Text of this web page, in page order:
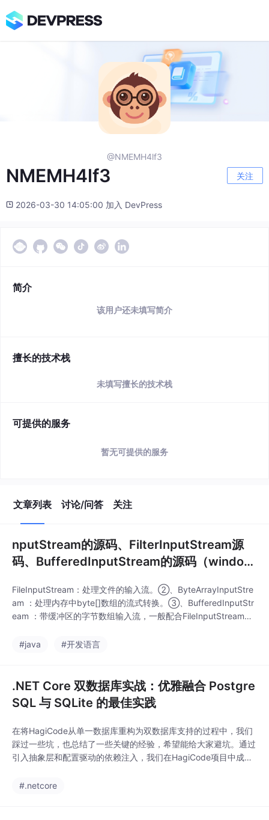
@NMEMH4lf3
NMEMH4lf3 关注
2026-03-30 14:05:00 加入 DevPress
简介
该用户还未填写简介
擅长的技术栈
未填写擅长的技术栈
可提供的服务
暂无可提供的服务
文章列表 讨论/问答 关注
nputStream的源码、FilterInputStream源
码、BufferedInputStream的源码（window
FileInputStream：处理文件的输入流。②、ByteArrayInputStre
am ：处理内存中byte[]数组的流式转换。③、BufferedInputStr
eam ：带缓冲区的字节数组输入流，一般配合FileInputStream一
从流中读入一个自定义的对象。需要与ObjectOutputStream与配
#java #开发语言
.NET Core 双数据库实战：优雅融合 Postgre
SQL 与 SQLite 的最佳实践
在将HagiCode从单一数据库重构为双数据库支持的过程中，我们
踩过一些坑，也总结了一些关键的经验，希望能给大家避坑。通过
引入抽象层和配置驱动的依赖注入，我们在HagiCode项目中成功
了新开发者的上手门槛（不需要装 PG），也为生产环境提供了坚
#.netcore